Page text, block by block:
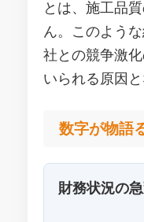
とは、施工品
ん。このよう
社との競争激
いられる原因と
数字が物語
財務状況の